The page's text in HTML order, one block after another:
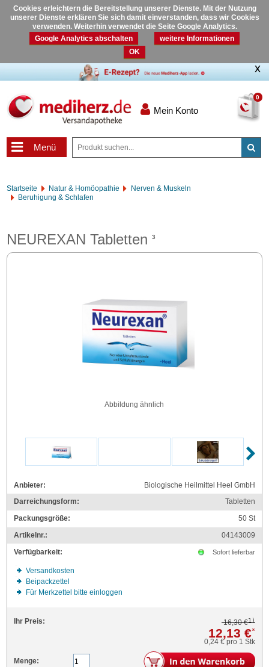
Cookies erleichtern die Bereitstellung unserer Dienste. Mit der Nutzung
unserer Dienste erklären Sie sich damit einverstanden, dass wir Cookies
verwenden. Weiterhin verwendet die Seite Google Analytics.
Google Analytics abschalten
weitere Informationen
OK
0
Mein Konto
Menü
Startseite Natur & Homöopathie
Nerven & Muskeln
Beruhigung & Schlafen
NEUREXAN Tabletten3
Abbildung ähnlich
Anbieter:
Biologische Heilmittel Heel GmbH
Darreichungsform:
Tabletten
Packungsgröße:
50St
Artikelnr.:
04143009
Verfügbarkeit:
Sofort lieferbar
Versandkosten
Beipackzettel
Für Merkzettel bitte einloggen
Ihr Preis: 16,30 €1)
12,13 €*
0,24 €pro 1 Stk
Menge: